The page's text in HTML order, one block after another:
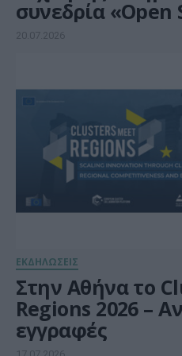
συνεδρία «Open
Models» της
20.07.2026
ΕΚΔΗΛΩΣΕΙΣ
Στην Αθήνα το
Regions 2026 –
εγγραφές